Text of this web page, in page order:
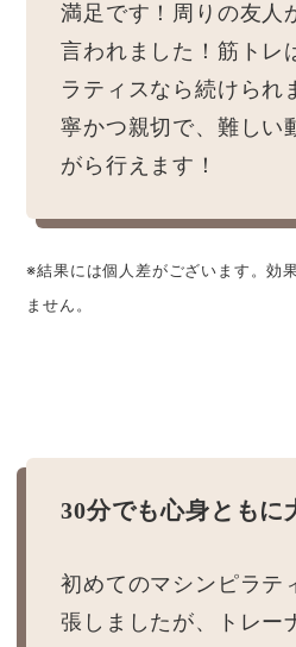
満足です！周りの友人
言われました！筋トレ
ラティスなら続けられ
寧かつ親切で、難しい
がら行えます！
※結果には個人差がございます。効
ません。
30分でも心身ともに
初めてのマシンピラテ
張しましたが、トレー